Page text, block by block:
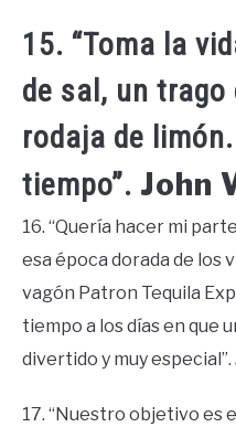
15. “Toma la
de sal, un
rodaja de
tiempo”. John
16. “Quería hacer mi
esa época dorada de los
vagón Patron Tequila
tiempo a los días en que
divertido y muy especial”.
17. “Nuestro objetivo es